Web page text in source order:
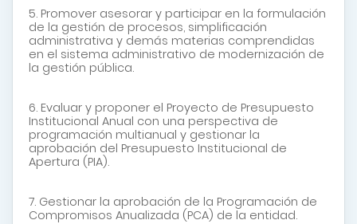
5. Promover asesorar y participar en la formulación
de la gestión de procesos, simplificación
administrativa y demás materias comprendidas
en el sistema administrativo de modernización de
la gestión pública.
6. Evaluar y proponer el Proyecto de Presupuesto
Institucional Anual con una perspectiva de
programación multianual y gestionar la
aprobación del Presupuesto Institucional de
Apertura (PIA).
7. Gestionar la aprobación de la Programación de
Compromisos Anualizada (PCA) de la entidad.